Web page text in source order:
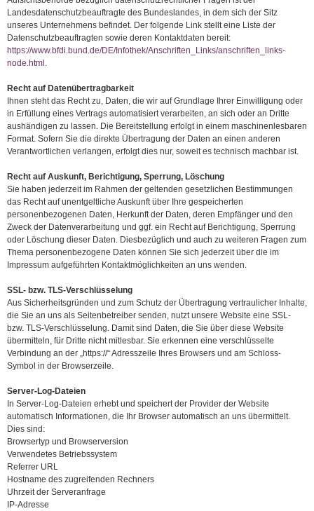
Landesdatenschutzbeauftragte des Bundeslandes, in dem sich der Sitz
unseres Unternehmens befindet. Der folgende Link stellt eine Liste der
Datenschutzbeauftragten sowie deren Kontaktdaten bereit:
https://www.bfdi.bund.de/DE/Infothek/Anschriften_Links/anschriften_links-
node.html .
Recht auf Datenübertragbarkeit
Ihnen steht das Recht zu, Daten, die wir auf Grundlage Ihrer Einwilligung oder
in Erfüllung eines Vertrags automatisiert verarbeiten, an sich oder an Dritte
aushändigen zu lassen. Die Bereitstellung erfolgt in einem maschinenlesbaren
Format. Sofern Sie die direkte Übertragung der Daten an einen anderen
Verantwortlichen verlangen, erfolgt dies nur, soweit es technisch machbar ist.
Recht auf Auskunft, Berichtigung, Sperrung, Löschung
Sie haben jederzeit im Rahmen der geltenden gesetzlichen Bestimmungen
das Recht auf unentgeltliche Auskunft über Ihre gespeicherten
personenbezogenen Daten, Herkunft der Daten, deren Empfänger und den
Zweck der Datenverarbeitung und ggf. ein Recht auf Berichtigung, Sperrung
oder Löschung dieser Daten. Diesbezüglich und auch zu weiteren Fragen zum
Thema personenbezogene Daten können Sie sich jederzeit über die im
Impressum aufgeführten Kontaktmöglichkeiten an uns wenden.
SSL- bzw. TLS-Verschlüsselung
Aus Sicherheitsgründen und zum Schutz der Übertragung vertraulicher Inhalte,
die Sie an uns als Seitenbetreiber senden, nutzt unsere Website eine SSL-
bzw. TLS-Verschlüsselung. Damit sind Daten, die Sie über diese Website
übermitteln, für Dritte nicht mitlesbar. Sie erkennen eine verschlüsselte
Verbindung an der „https://“ Adresszeile Ihres Browsers und am Schloss-
Symbol in der Browserzeile.
Server-Log-Dateien
In Server-Log-Dateien erhebt und speichert der Provider der Website
automatisch Informationen, die Ihr Browser automatisch an uns übermittelt.
Dies sind:
Browsertyp und Browserversion
Verwendetes Betriebssystem
Referrer URL
Hostname des zugreifenden Rechners
Uhrzeit der Serveranfrage
IP-Adresse